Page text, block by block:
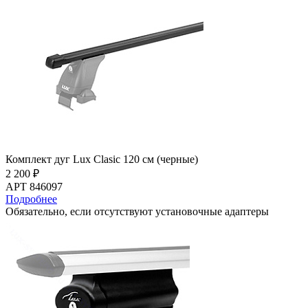
Комплект дуг Lux Clasic 120 см (черные)
2 200 ₽
АРТ 846097
Подробнее
Обязательно, если отсутствуют установочные адаптеры